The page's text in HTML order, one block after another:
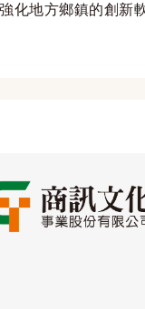
化地方鄉鎮的創新